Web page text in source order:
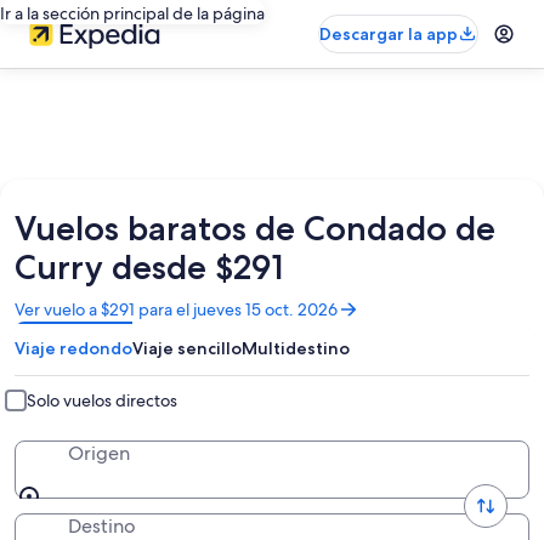
Ir a la sección principal de la página
Descargar la app
Vuelos baratos de Condado de
Curry desde $291
Ver vuelo a $291 para el jueves 15 oct. 2026
Se
abrirá
en
una
nueva
ventana
Viaje redondoViaje sencilloMultidestino
Solo vuelos directos
Origen
Destino